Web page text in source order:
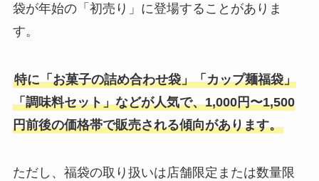
袋が年始の「初売り」に登場することがありま
す。
特に「お菓子の詰め合わせ袋」「カップ麺福袋」
「調味料セット」などが人気で、1,000円〜1,500
円前後の価格帯で販売される傾向があります。
ただし、福袋の取り扱いは店舗限定または数量限